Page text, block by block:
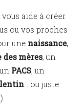
aide à créer
ou vos proches
une naissance,
des mères, un
PACS, un
… ou juste